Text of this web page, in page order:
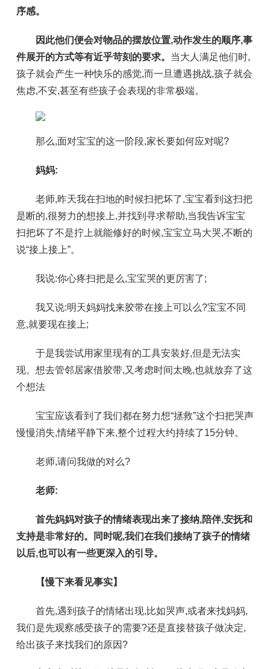
序感。
因此他们便会对物品的摆放位置,动作发生的顺序,事
件展开的方式等有近乎苛刻的要求。 当大人满足他们时,
孩子就会产生一种快乐的感觉,而一旦遭遇挑战,孩子就会
焦虑,不安,甚至有些孩子会表现的非常极端。
那么,面对宝宝的这一阶段,家长要如何应对呢?
妈妈:
老师,昨天我在扫地的时候扫把坏了,宝宝看到这扫把
是断的,很努力的想接上,并找到寻求帮助,当我告诉宝宝
扫把坏了不是拧上就能修好的时候,宝宝立马大哭,不断的
说“接上接上”。
我说:你心疼扫把是么,宝宝哭的更厉害了;
我又说:明天妈妈找来胶带在接上可以么?宝宝不同
意,就要现在接上;
于是我尝试用家里现有的工具安装好,但是无法实
现。想去管邻居家借胶带,又考虑时间太晚,也就放弃了这
个想法
宝宝应该看到了我们都在努力想“拯救”这个扫把哭声
慢慢消失,情绪平静下来,整个过程大约持续了15分钟。
老师,请问我做的对么?
老师:
首先妈妈对孩子的情绪表现出来了接纳,陪伴,安抚和
支持是非常好的。同时呢,我们在我们接纳了孩子的情绪
以后,也可以有一些更深入的引导。
【慢下来看见事实】
首先,遇到孩子的情绪出现,比如哭声,或者来找妈妈,
我们是先观察感受孩子的需要?还是直接替孩子做决定,
给出孩子来找我们的原因?